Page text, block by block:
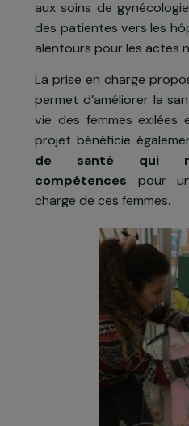
gestion des
ordonnances,
sexuelle…). Les
adaptées aux
(dispensation de
démarches
aux soins de
des patientes vers
alentours pour les
La prise en charge
permet d’améliorer
vie des femmes
projet bénéficie
de santé qui
compétencespour
charge de ces femmes.